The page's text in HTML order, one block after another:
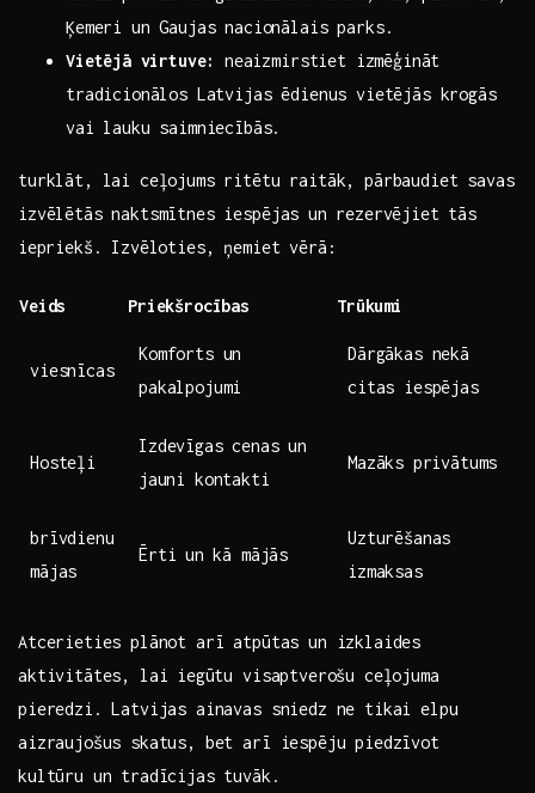
Ķemeri un Gaujas nacionālais​ parks.
Vietējā ⁤virtuve:
⁢neaizmirstiet izmēģināt
tradicionālos Latvijas ēdienus vietējās krogās‌
vai lauku saimniecībās.
turklāt, lai ceļojums ritētu raitāk, pārbaudiet savas
izvēlētās naktsmītnes iespējas⁤ un rezervējiet tās
⁣iepriekš. Izvēloties, ņemiet vērā:
Veids Priekšrocības Trūkumi
viesnīcas
Komforts un
pakalpojumi
Dārgākas‌ nekā
citas iespējas
Hosteļi
Izdevīgas cenas un
⁤jauni kontakti
Mazāks ⁢privātums
brīvdienu
mājas
Ērti⁢ un⁤ kā mājās
Uzturēšanas
izmaksas
Atcerieties plānot‌ arī atpūtas un izklaides
aktivitātes, ​lai⁣ iegūtu visaptverošu ceļojuma
pieredzi. Latvijas ainavas sniedz ne tikai elpu
‍aizraujošus skatus, bet arī iespēju piedzīvot ​
kultūru un tradīcijas tuvāk.